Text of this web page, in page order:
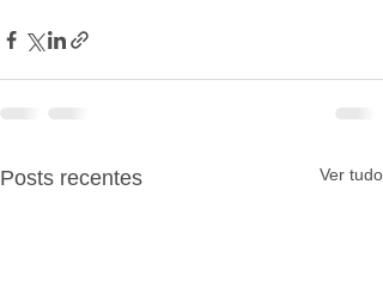
Posts recentes Ver tudo